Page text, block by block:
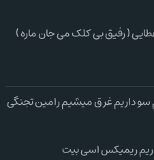
( رفیق بی کلک می جان ماره )
سو داریم غرق میشیم رامین تجنگی
یاریم ریمیکس اسی بیت